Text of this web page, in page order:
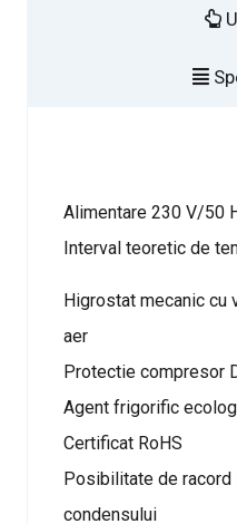
Alimentare 230 V/50
Interval teoretic de
Higrostat mecanic cu
aer
Protectie compresor
Agent frigorific
Certificat RoHS
Posibilitate de racord
condensului